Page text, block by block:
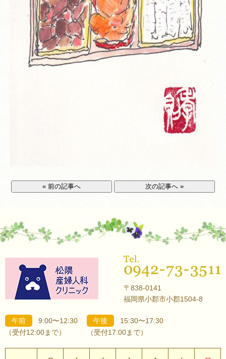
« 前の記事へ 次の記事へ »
〒838-0141
福岡県小郡市小郡1504-8
午前
9:00〜12:30
（受付12:00まで）
午後
15:30〜17:30
（受付17:00まで）